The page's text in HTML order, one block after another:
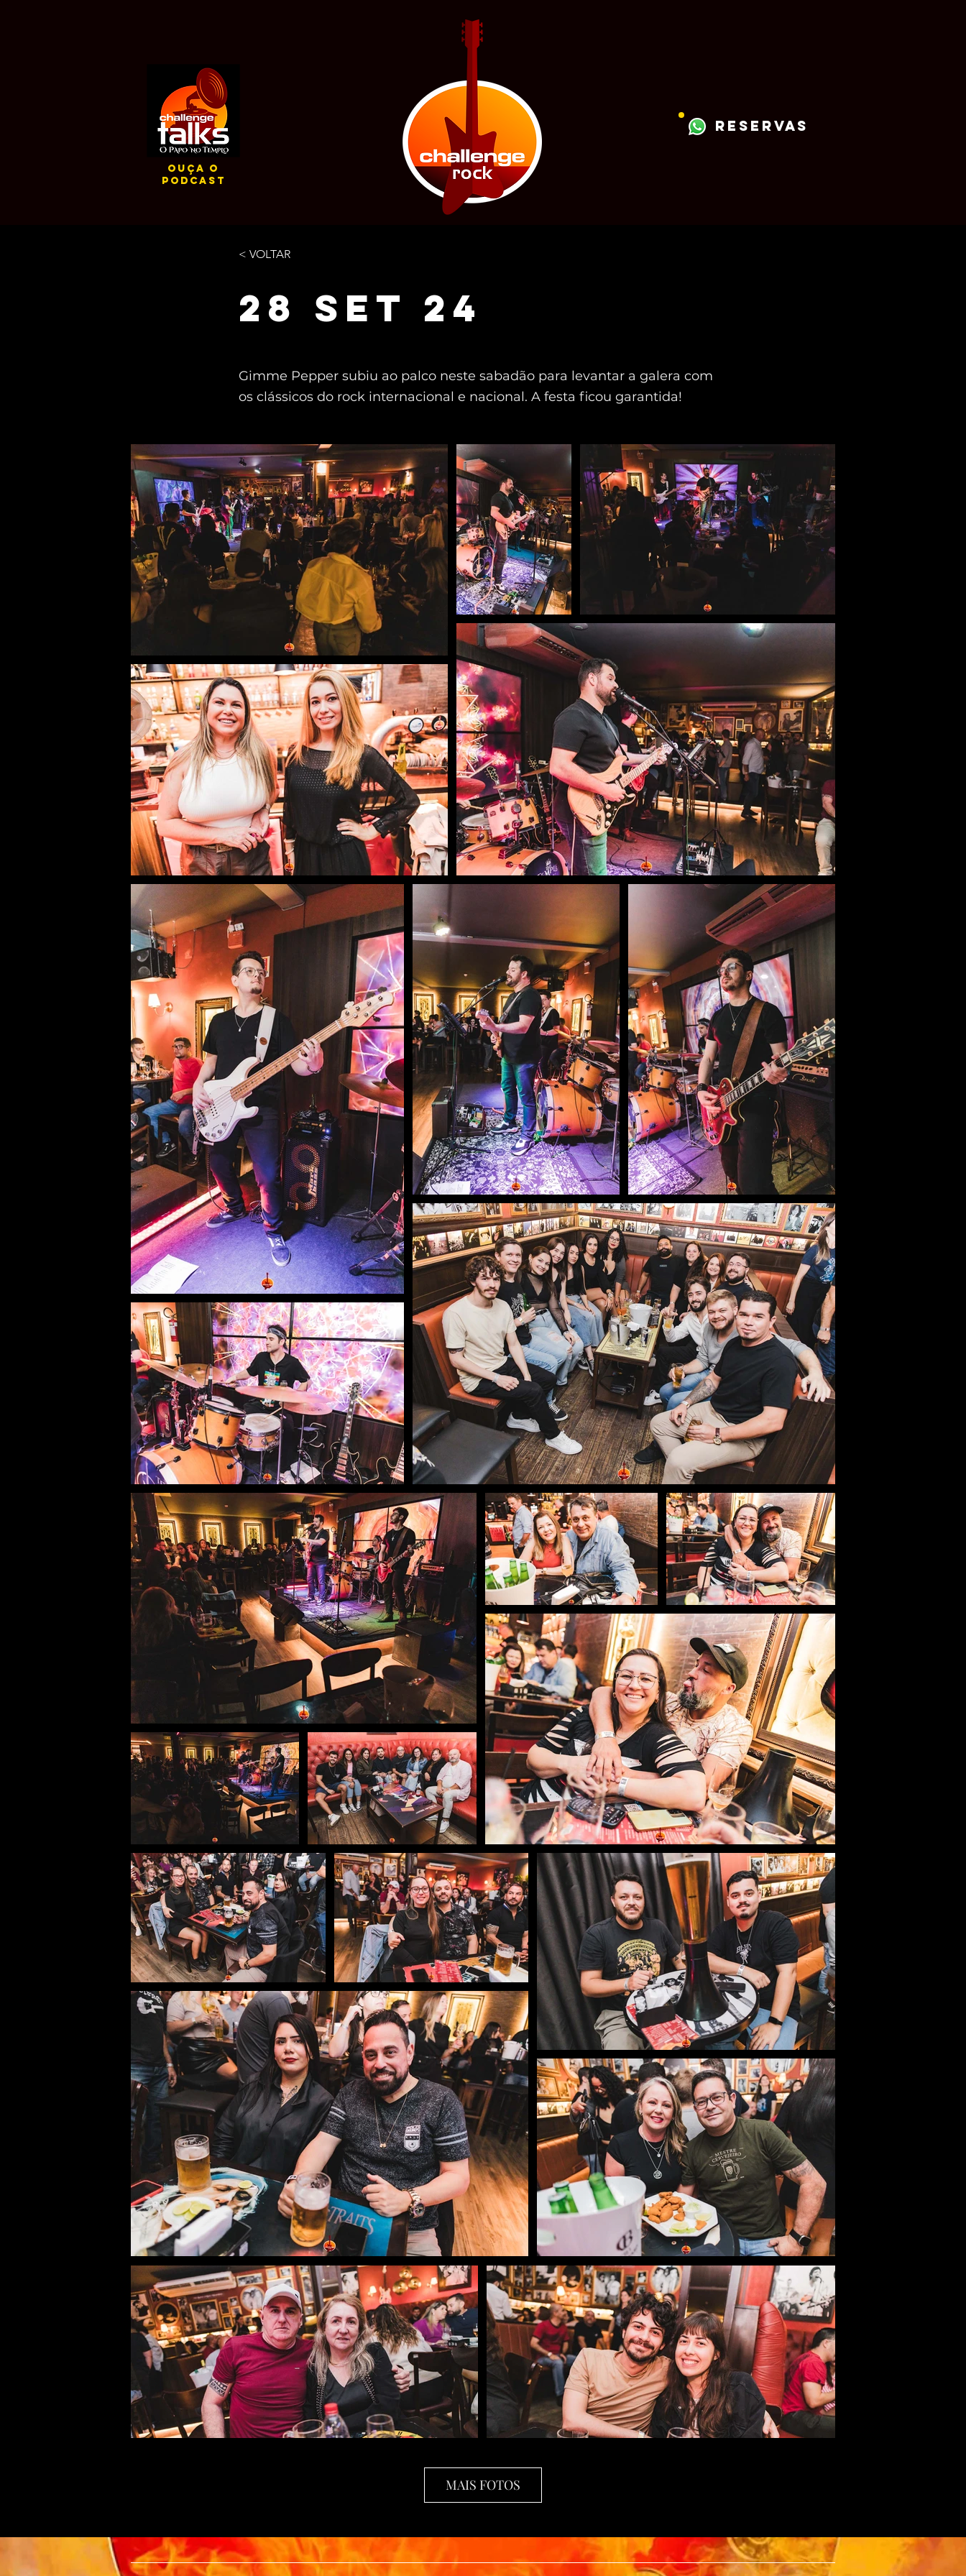
ouça o
podcast
reservas
< VOLTAR
28 SET 24
Gimme Pepper subiu ao palco neste sabadão para levantar a galera com
os clássicos do rock internacional e nacional. A festa ficou garantida!
MAIS FOTOS